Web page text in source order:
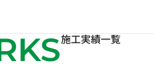
施工実績一覧